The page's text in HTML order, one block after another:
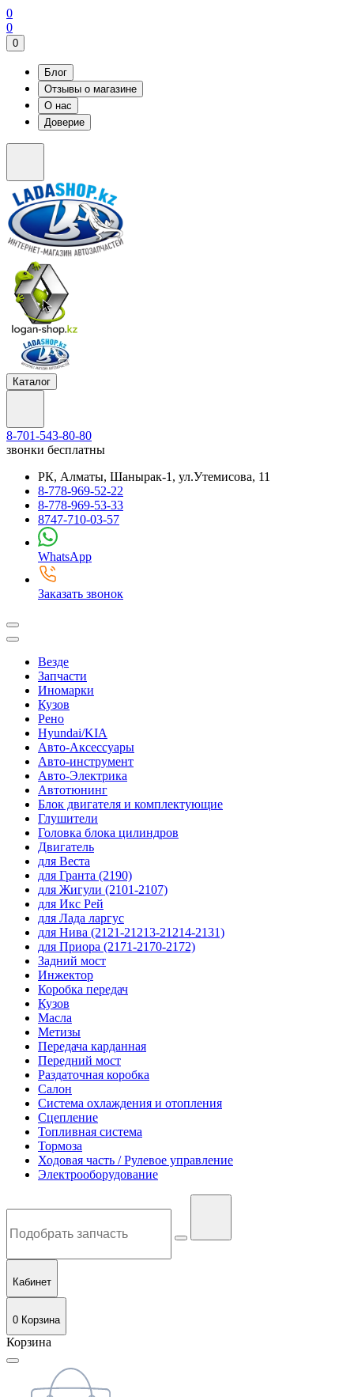
0
0
0
Блог
Отзывы о магазине
О нас
Доверие
Каталог
8-701-543-80-80
звонки бесплатны
РК, Алматы, Шанырак-1, ул.Утемисова, 11
8-778-969-52-22
8-778-969-53-33
8747-710-03-57
WhatsApp
Заказать звонок
Везде
Запчасти
Иномарки
Кузов
Рено
Hyundai/KIA
Авто-Аксессуары
Авто-инструмент
Авто-Электрика
Автотюнинг
Блок двигателя и комплектующие
Глушители
Головка блока цилиндров
Двигатель
для Веста
для Гранта (2190)
для Жигули (2101-2107)
для Икс Рей
для Лада ларгус
для Нива (2121-21213-21214-2131)
для Приора (2171-2170-2172)
Задний мост
Инжектор
Коробка передач
Кузов
Масла
Метизы
Передача карданная
Передний мост
Раздаточная коробка
Салон
Система охлаждения и отопления
Сцепление
Топливная система
Тормоза
Ходовая часть / Рулевое управление
Электрооборудование
Кабинет
0 Корзина
Корзина